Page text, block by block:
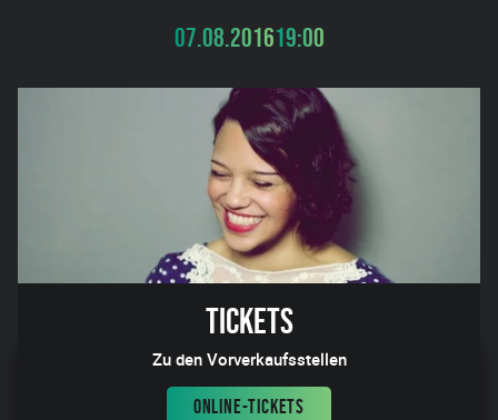
07.08.201619:00
Tickets
Zu den Vorverkaufsstellen
ONLINE-TICKETS